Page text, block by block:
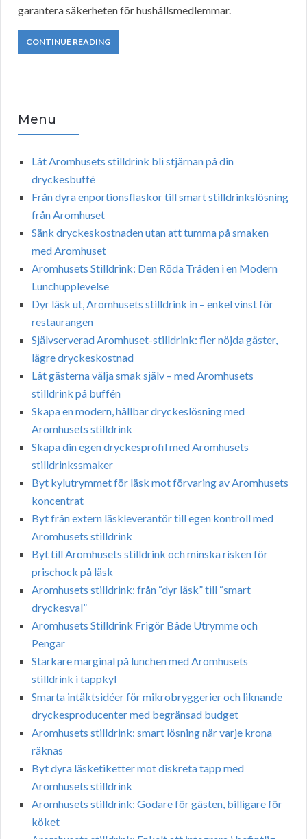
garantera säkerheten för hushållsmedlemmar.
CONTINUE READING
Menu
Låt Aromhusets stilldrink bli stjärnan på din
dryckesbuffé
Från dyra enportionsflaskor till smart stilldrinkslösning
från Aromhuset
Sänk dryckeskostnaden utan att tumma på smaken
med Aromhuset
Aromhusets Stilldrink: Den Röda Tråden i en Modern
Lunchupplevelse
Dyr läsk ut, Aromhusets stilldrink in – enkel vinst för
restaurangen
Självserverad Aromhuset-stilldrink: fler nöjda gäster,
lägre dryckeskostnad
Låt gästerna välja smak själv – med Aromhusets
stilldrink på buffén
Skapa en modern, hållbar dryckeslösning med
Aromhusets stilldrink
Skapa din egen dryckesprofil med Aromhusets
stilldrinkssmaker
Byt kylutrymmet för läsk mot förvaring av Aromhusets
koncentrat
Byt från extern läskleverantör till egen kontroll med
Aromhusets stilldrink
Byt till Aromhusets stilldrink och minska risken för
prischock på läsk
Aromhusets stilldrink: från “dyr läsk” till “smart
dryckesval”
Aromhusets Stilldrink Frigör Både Utrymme och
Pengar
Starkare marginal på lunchen med Aromhusets
stilldrink i tappkyl
Smarta intäktsidéer för mikrobryggerier och liknande
dryckesproducenter med begränsad budget
Aromhusets stilldrink: smart lösning när varje krona
räknas
Byt dyra läsketiketter mot diskreta tapp med
Aromhusets stilldrink
Aromhusets stilldrink: Godare för gästen, billigare för
köket